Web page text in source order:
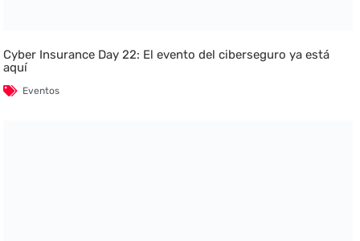
Cyber Insurance Day 22: El evento del ciberseguro ya está
aquí
Eventos